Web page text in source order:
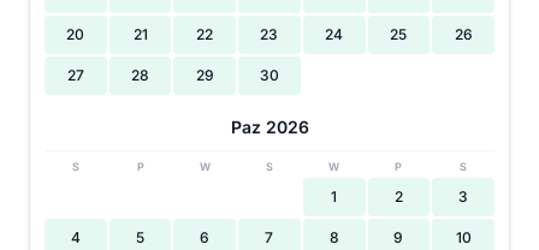
20 21 22 23 24 25 26
27 28 29 30
Paz 2026
S P W S W P S
1 2 3
4 5 6 7 8 9 10